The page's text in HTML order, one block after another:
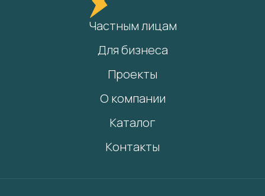
Частным лицам
Для бизнеса
Проекты
О компании
Каталог
Контакты